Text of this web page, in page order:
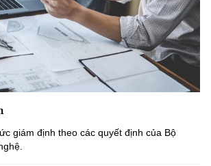
giám định theo các quyết định của Bộ